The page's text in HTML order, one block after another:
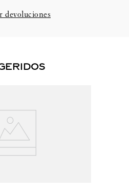
devoluciones